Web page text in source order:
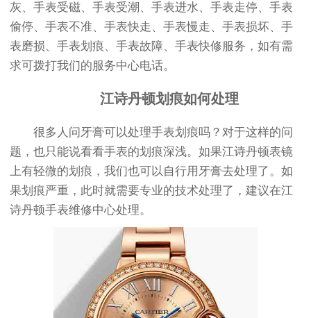
灰、手表受磁、手表受潮、手表进水、手表走停、手表
偷停、手表不准、手表快走、手表慢走、手表损坏、手
表磨损、手表划痕、手表故障、手表快修服务，如有需
求可拨打我们的服务中心电话。
江诗丹顿划痕如何处理
很多人问牙膏可以处理手表划痕吗？对于这样的问
题，也只能说看看手表的划痕深浅。如果江诗丹顿表镜
上有轻微的划痕，我们也可以自行用牙膏去处理了。如
果划痕严重，此时就需要专业的技术处理了，建议在江
诗丹顿手表维修中心处理。